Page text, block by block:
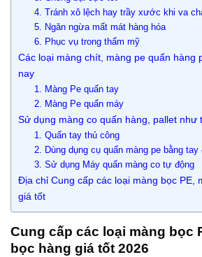
4. Tránh xô lệch hay trầy xước khi va
5. Ngăn ngừa mất mát hàng hóa
6. Phục vụ trong thẩm mỹ
Các loại màng chít, màng pe quấn hàng
nay
1. Màng Pe quấn tay
2. Màng Pe quấn máy
Sử dụng màng co quấn hàng, pallet như
1. Quấn tay thủ công
2. Dùng dụng cụ quấn màng pe bằng
3. Sử dụng Máy quấn màng co tự động
Địa chỉ Cung cấp các loại màng bọc PE,
giá tốt
Cung cấp các loại màng bọc
bọc hàng giá tốt 2026